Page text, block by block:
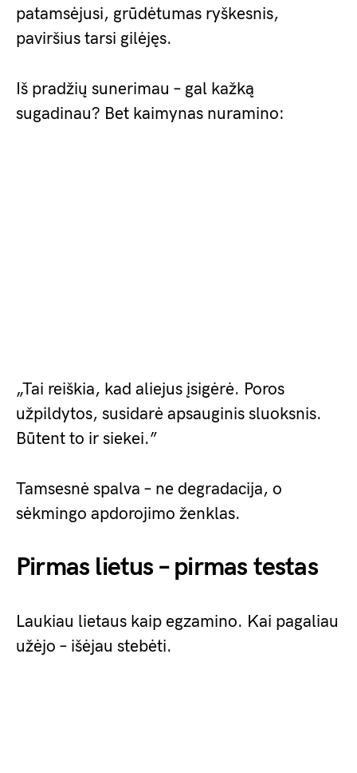
patamsėjusi, grūdėtumas ryškesnis,
paviršius tarsi gilėjęs.
Iš pradžių sunerimau – gal kažką
sugadinau? Bet kaimynas nuramino:
„Tai reiškia, kad aliejus įsigėrė. Poros
užpildytos, susidarė apsauginis sluoksnis.
Būtent to ir siekei.”
Tamsesnė spalva – ne degradacija, o
sėkmingo apdorojimo ženklas.
Pirmas lietus – pirmas testas
Laukiau lietaus kaip egzamino. Kai pagaliau
užėjo – išėjau stebėti.